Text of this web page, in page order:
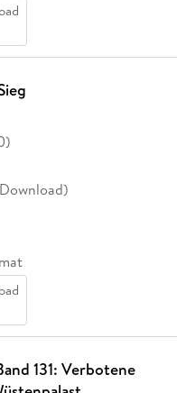
)
131: Verbotene